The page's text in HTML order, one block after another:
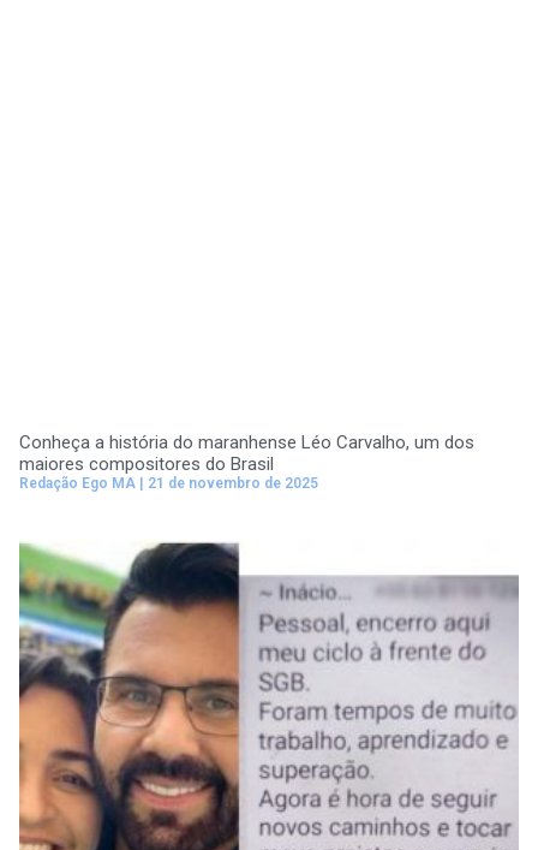
Conheça a história do maranhense Léo Carvalho, um dos
maiores compositores do Brasil
Redação Ego MA 21 de novembro de 2025